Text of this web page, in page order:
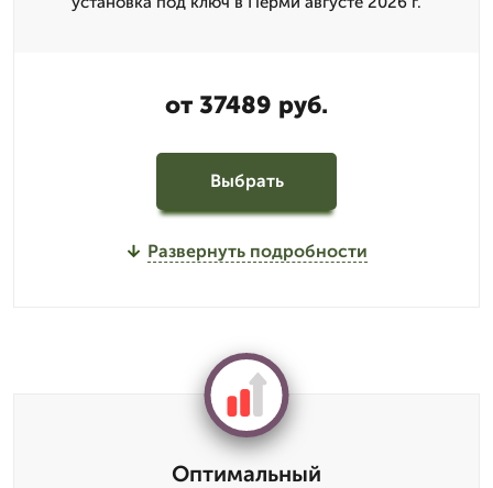
от 37489 руб.
Выбрать
Развернуть подробности
Оптимальный